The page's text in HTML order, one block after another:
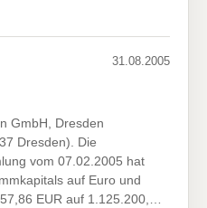
31.08.2005
GmbH, Dresden
Dresden). Die
vom 07.02.2005 hat
auf Euro und
EUR auf 1.125.200,…